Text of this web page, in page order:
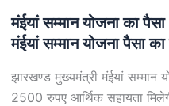
मंईयां सम्मान योजना का
मंईयां सम्मान योजना पैसा
झारखण्ड मुख्यमंत्री मंईयां सम्मान
2500 रुपए आर्थिक सहायता